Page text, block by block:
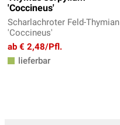
'Coccineus'
Scharlachroter Feld-Thymian
'Coccineus'
ab € 2,48/Pfl.
lieferbar